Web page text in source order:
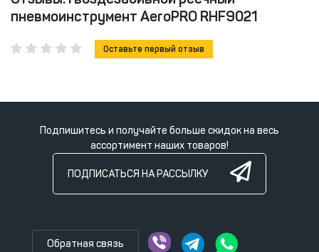
пневмоинструмент AeroPRO RHF9021
Оставьте первый отзыв
Подпишитесь и получайте больше скидок на весь
ассортимент наших товаров!
ПОДПИСАТЬСЯ НА РАССЫЛКУ
Обратная связь